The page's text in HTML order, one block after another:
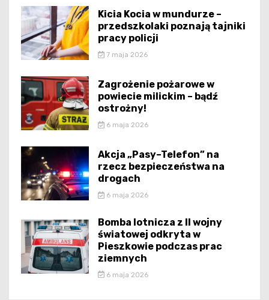
Kicia Kocia w mundurze –
przedszkolaki poznają tajniki
pracy policji
7 maja 2026
Zagrożenie pożarowe w
powiecie milickim – bądź
ostrożny!
6 maja 2026
Akcja „Pasy–Telefon” na
rzecz bezpieczeństwa na
drogach
6 maja 2026
Bomba lotnicza z II wojny
światowej odkryta w
Pieszkowie podczas prac
ziemnych
6 maja 2026